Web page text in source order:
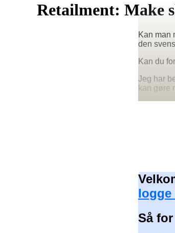
Retailment: Make
Kan man
den
Kan du
Jeg har
kan gøre
logge
Så